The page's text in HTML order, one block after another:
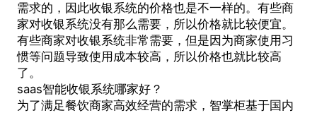
需求的，因此收银系统的价格也是不一样的。有些商
家对收银系统没有那么需要，所以价格就比较便宜。
有些商家对收银系统非常需要，但是因为商家使用习
惯等问题导致使用成本较高，所以价格也就比较高
了。
saas智能收银系统哪家好？
为了满足餐饮商家高效经营的需求，智掌柜基于国内